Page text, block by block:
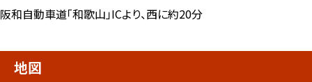
阪和自動車道「和歌山」ICより、西に約20分
地図